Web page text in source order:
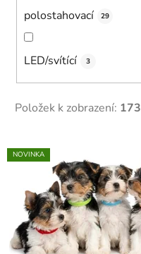
polostahovací 29
LED/svítící 3
Položek k zobrazení: 173
V
ý
p
NOVINKA